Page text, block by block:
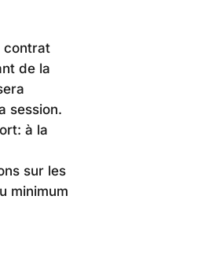
contrat
de la
session.
à la
sur les
minimum